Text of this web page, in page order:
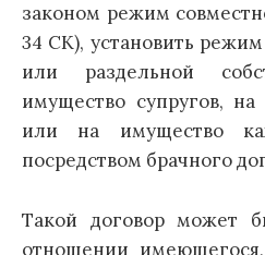
законом режим
34 СК), установить
или раздельной
имущество супругов,
или на имущество
посредством брачного
Такой договор может
отношении